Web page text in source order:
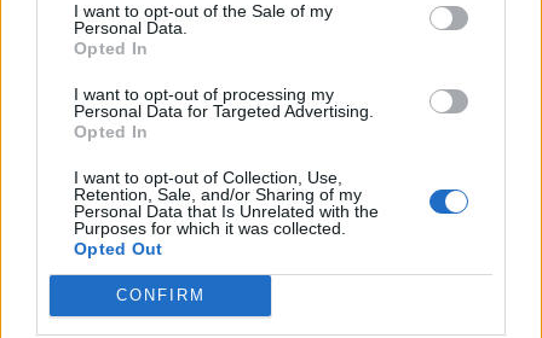
I want to opt-out of the Sale of my
Personal Data.
Opted In
I want to opt-out of processing my
Personal Data for Targeted Advertising.
Opted In
I want to opt-out of Collection, Use,
Retention, Sale, and/or Sharing of my
Personal Data that Is Unrelated with the
Purposes for which it was collected.
Opted Out
CONFIRM